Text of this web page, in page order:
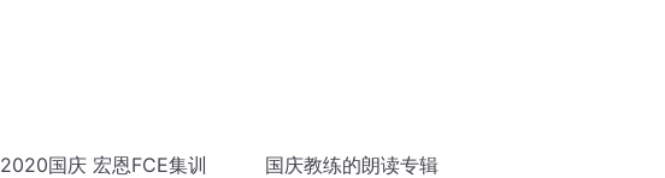
2020国庆 宏恩FCE集训 国庆教练的朗读专辑